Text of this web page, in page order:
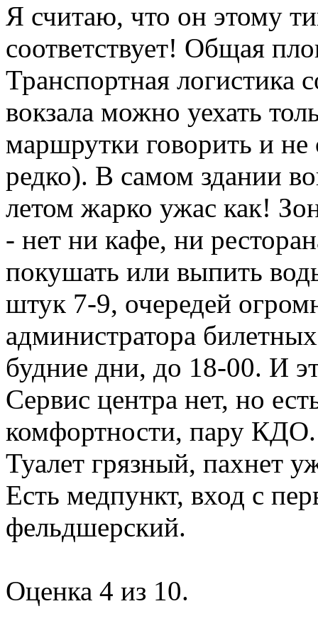
Я считаю, что он этому
соответствует! Общая
Транспортная логистика
вокзала можно уехать
маршрутки говорить и не
редко). В самом здании
летом жарко ужас как!
- нет ни кафе, ни
покушать или выпить
штук 7-9, очередей
администратора
будние дни, до 18-00. И
Сервис центра нет, но
комфортности, пару КДО.
Туалет грязный, пахнет
Есть медпункт, вход с
фельдшерский.
Оценка 4 из 10.